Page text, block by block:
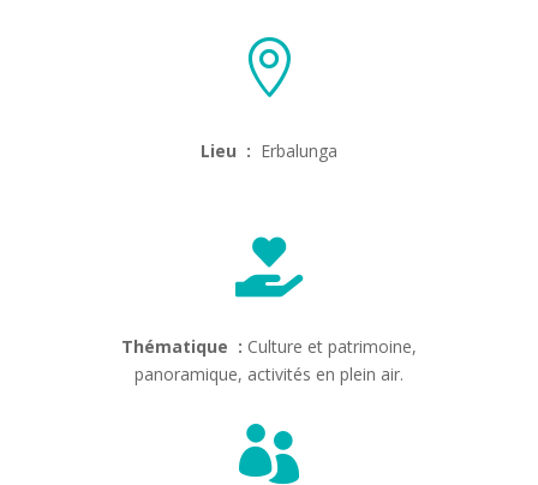

Lieu : Erbalunga

Thématique : Culture et patrimoine,
panoramique, activités en plein air.
